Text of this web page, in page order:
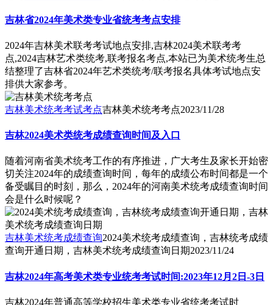
吉林省2024年美术类专业省统考考点安排
2024年吉林美术联考考试地点安排,吉林2024美术联考考
点,2024吉林艺术类统考,联考报名考点,本站已为美术统考生总
结整理了吉林省2024年艺术类统考/联考报名具体考试地点安
排供大家参考。
吉林美术统考考试考点吉林美术统考考点2023/11/28
吉林2024美术类统考成绩查询时间及入口
随着河南省美术统考工作的有序推进，广大考生及家长开始密
切关注2024年的成绩查询时间，每年的成绩公布时间都是一个
备受瞩目的时刻，那么，2024年的河南美术统考成绩查询时间
会是什么时候呢？
吉林美术统考成绩查询2024美术统考成绩查询，吉林统考成绩
查询开通日期，吉林美术统考成绩查询日期2023/11/24
吉林2024年高考美术类专业统考考试时间:2023年12月2日-3日
吉林2024年普通高等学校招生美术类专业省统考考试时